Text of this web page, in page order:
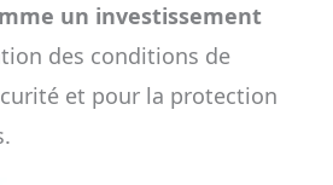
un investissement
des conditions de
et pour la protection